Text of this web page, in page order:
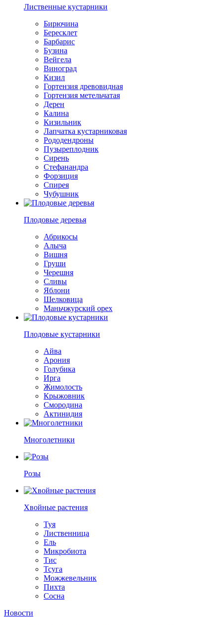
Лиственные кустарники
Бирючина
Бересклет
Барбарис
Бузина
Вейгела
Виноград
Кизил
Гортензия древовидная
Гортензия метельчатая
Дерен
Калина
Кизильник
Лапчатка кустарниковая
Рододендроны
Пузыреплодник
Сирень
Стефанандра
Форзиция
Спирея
Чубушник
Плодовые деревья
Абрикосы
Алыча
Вишня
Груши
Черешня
Сливы
Яблони
Шелковица
Маньчжурский орех
Плодовые кустарники
Айва
Арония
Голубика
Ирга
Жимолость
Крыжовник
Смородина
Актинидия
Многолетники
Розы
Хвойные растения
Туя
Лиственница
Ель
Микробиота
Тис
Тсуга
Можжевельник
Пихта
Сосна
Новости